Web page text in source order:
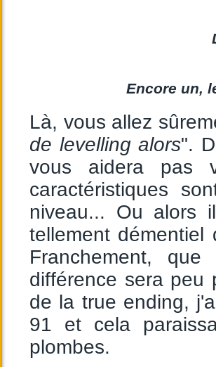
Encore un,
Là, vous allez
de levelling alors".
vous aidera pas
caractéristiques
niveau... Ou alors
tellement
Franchement,
différence sera peu
de la true ending,
91 et cela
plombes.